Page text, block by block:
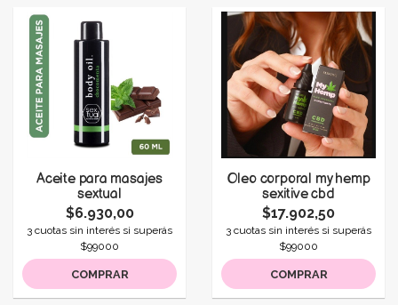
Aceite para masajes
sextual
$6.930,00
3 cuotas sin interés si superás
$99000
COMPRAR
Oleo corporal my hemp
sexitive cbd
$17.902,50
3 cuotas sin interés si superás
$99000
COMPRAR